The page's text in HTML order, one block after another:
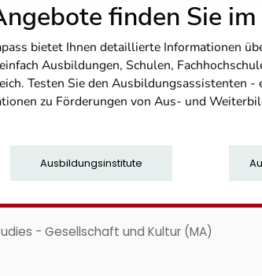
finden Sie
bietet Ihnen detaillierte Informationen
Ausbildungen, Schulen,
Testen Sie den Ausbildungsassistenten
zu Förderungen von Aus- und
Ausbildungsinstitute
- Gesellschaft und Kultur (MA)